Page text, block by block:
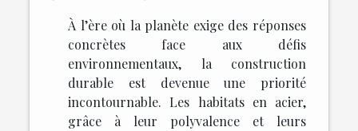
À l’ère où la planète exige des réponses
concrètes face aux défis
environnementaux, la construction
durable est devenue une priorité
incontournable. Les habitats en acier,
grâce à leur polyvalence et leurs